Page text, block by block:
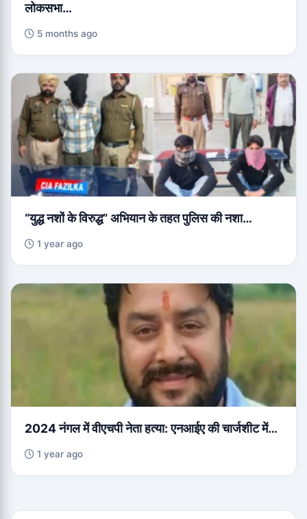
लोकसभा…
5 months ago
“युद्ध नशों के विरुद्ध” अभियान के तहत पुलिस की नशा…
1 year ago
2024 नंगल में वीएचपी नेता हत्या: एनआईए की चार्जशीट में…
1 year ago